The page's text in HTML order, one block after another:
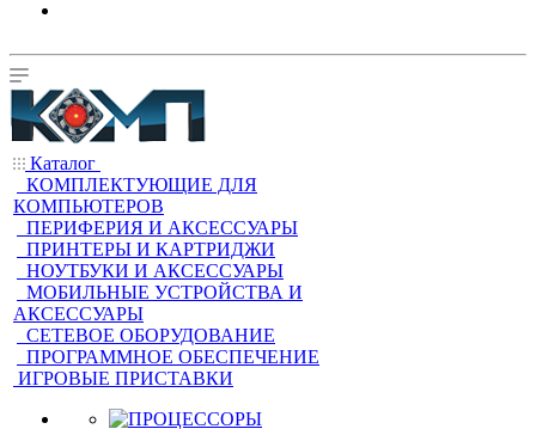
Каталог
КОМПЛЕКТУЮЩИЕ ДЛЯ
КОМПЬЮТЕРОВ
ПЕРИФЕРИЯ И АКСЕССУАРЫ
ПРИНТЕРЫ И КАРТРИДЖИ
НОУТБУКИ И АКСЕССУАРЫ
МОБИЛЬНЫЕ УСТРОЙСТВА И
АКСЕССУАРЫ
СЕТЕВОЕ ОБОРУДОВАНИЕ
ПРОГРАММНОЕ ОБЕСПЕЧЕНИЕ
ИГРОВЫЕ ПРИСТАВКИ